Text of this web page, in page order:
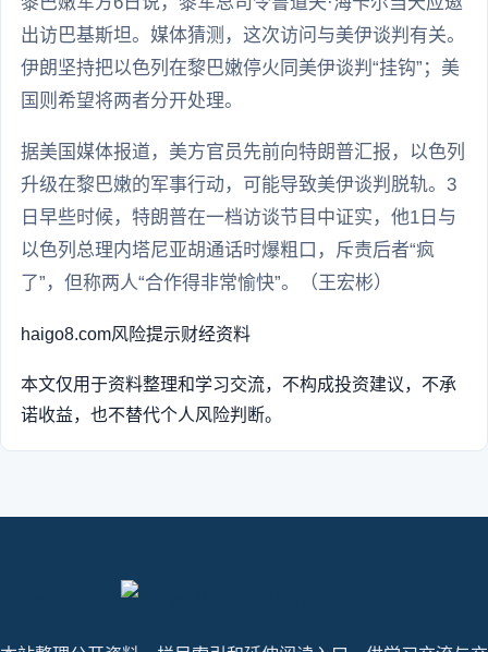
出访巴基斯坦。媒体猜测，这次访问与美伊谈判有关。
伊朗坚持把以色列在黎巴嫩停火同美伊谈判“挂钩”；美
国则希望将两者分开处理。
据美国媒体报道，美方官员先前向特朗普汇报，以色列
升级在黎巴嫩的军事行动，可能导致美伊谈判脱轨。3
日早些时候，特朗普在一档访谈节目中证实，他1日与
以色列总理内塔尼亚胡通话时爆粗口，斥责后者“疯
了”，但称两人“合作得非常愉快”。（王宏彬）
haigo8.com风险提示财经资料
本文仅用于资料整理和学习交流，不构成投资建议，不承
诺收益，也不替代个人风险判断。